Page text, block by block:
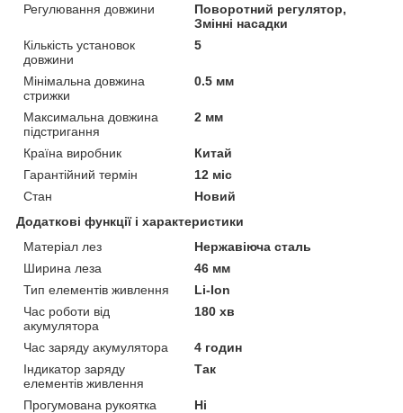
Регулювання довжини
Поворотний регулятор,
Змінні насадки
Кількість установок
довжини
5
Мінімальна довжина
стрижки
0.5 мм
Максимальна довжина
підстригання
2 мм
Країна виробник
Китай
Гарантійний термін
12 міс
Стан
Новий
Додаткові функції і характеристики
Матеріал лез
Нержавіюча сталь
Ширина леза
46 мм
Тип елементів живлення
Li-Ion
Час роботи від
акумулятора
180 хв
Час заряду акумулятора
4 годин
Індикатор заряду
елементів живлення
Так
Прогумована рукоятка
Ні